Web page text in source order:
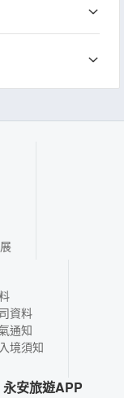
資料
通知
境須知
永安旅遊APP